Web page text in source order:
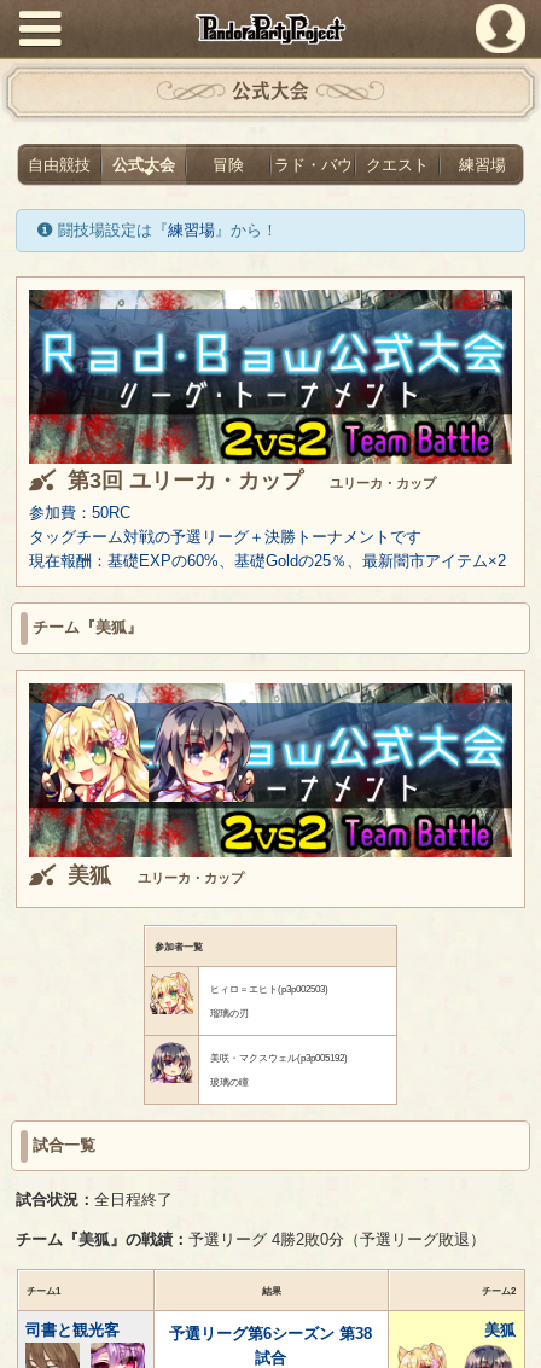
PandoraPartyProject
公式大会
自由競技 公式大会 冒険 ラド・バウ クエスト 練習場
闘技場設定は『練習場』から！
第3回 ユリーカ・カップ ユリーカ・カップ
参加費：50RC
タッグチーム対戦の予選リーグ＋決勝トーナメントです
現在報酬：基礎EXPの60%、基礎Goldの25％、最新闇市アイテム×2
チーム『美狐』
美狐 ユリーカ・カップ
参加者一覧
ヒィロ＝エヒト(p3p002503)
瑠璃の刃
美咲・マクスウェル(p3p005192)
玻璃の瞳
試合一覧
試合状況：全日程終了
チーム『美狐』の戦績：予選リーグ 4勝2敗0分（予選リーグ敗退）
チーム1 結果 チーム2
司書と観光客
予選リーグ第6シーズン 第38
試合
美狐